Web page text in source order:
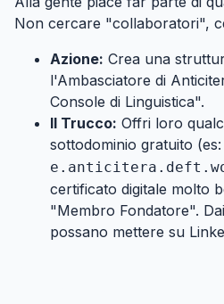
Non cercare "collaboratori",
Azione: Crea una
l'Ambasciatore di
Console di Linguistica".
Il Trucco: Offri loro
sottodominio gratuito (es:
certificato digitale molto
"Membro Fondatore".
possano mettere su